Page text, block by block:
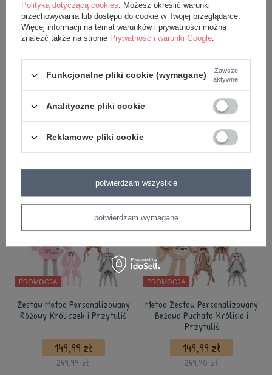
PROMOCJA
Metoo Zestaw Personalizowany
Puchata Różowa Królisia i
249,90 zł
dodaj do koszyka
PROMOCJA
Zestaw Metoo Personalizowany
Beżowa Królisia z Kokardką i
Przytuliś
149,99 zł
249,99 zł
dodaj do koszyka
PROMOCJA
Zestaw Metoo Personalizowany
Różowy Króliczek i Przytuliś
149,99 zł
249,99 zł
PROMOCJA
Metoo Zestaw Personalizowany
Beżowa Puchata Królisia i
Przytuliś
149,99 zł
249,90 zł
Polityką dotyczącą cookies. Możesz określić warunki
przechowywania lub dostępu do cookie w Twojej przeglądarce.
Więcej informacji na temat warunków i prywatności można
znaleźć także na stronie Prywatność i warunki Google.
Funkcjonalne pliki cookie (wymagane)
Zawsze
aktywne
Analityczne pliki cookie
Reklamowe pliki cookie
potwierdzam wymagane
potwierdzam wszystkie